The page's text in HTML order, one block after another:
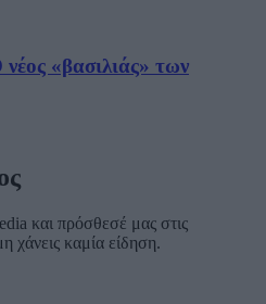
«βασιλιάς» των
και πρόσθεσέ μας στις
χάνεις καμία είδηση.